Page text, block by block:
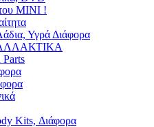
του MINI !
Υγρά Διάφορα
Kits, Διάφορα